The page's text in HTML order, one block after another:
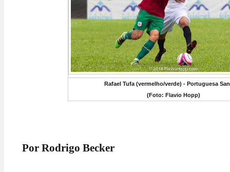
Rafael Tufa (vermelho/verde) - Portuguesa
(Foto: Flavio Hopp)
Por Rodrigo Becker